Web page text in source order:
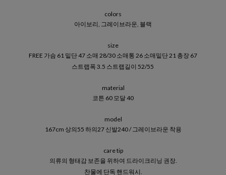
colors
아이보리, 그레이브라운, 블랙
size
FREE 가슴 61 밑단 47 소매 28/30 소매통 26 소매밑단 21 총장 67
스트랩폭 3.5 스트랩길이 52/55
material
코튼 60 모달 40
model
167cm 상의55 하의27 신발240 / 그레이브라운 착용
care tip
의류의 형태감 보존을 위하여 드라이크리닝 권장.
찬물에 단독 핸드워시.